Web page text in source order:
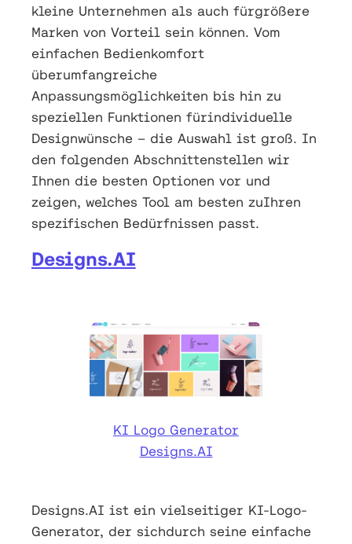
kleine Unternehmen als auch fürgrößere
Marken von Vorteil sein können. Vom
einfachen Bedienkomfort
überumfangreiche
Anpassungsmöglichkeiten bis hin zu
speziellen Funktionen fürindividuelle
Designwünsche – die Auswahl ist groß. In
den folgenden Abschnittenstellen wir
Ihnen die besten Optionen vor und
zeigen, welches Tool am besten zuIhren
spezifischen Bedürfnissen passt.
Designs.AI
KI Logo Generator
Designs.AI
Designs.AI ist ein vielseitiger KI-Logo-
Generator, der sichdurch seine einfache